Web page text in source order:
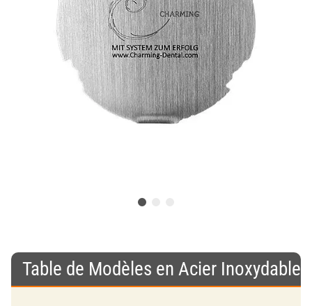
Table de Modèles en Acier Inoxydable